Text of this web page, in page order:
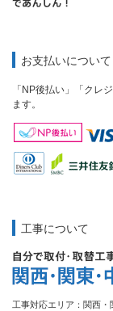
お支払いについて
「NP後払い」「クレ
ます。
工事について
工事対応エリア：関西・